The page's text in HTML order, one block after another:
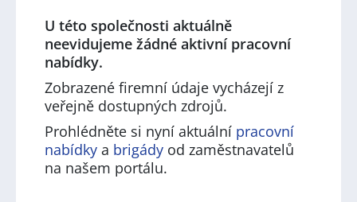
U této společnosti aktuálně
neevidujeme žádné aktivní pracovní
nabídky.
Zobrazené firemní údaje vycházejí z
veřejně dostupných zdrojů.
Prohlédněte si nyní aktuální pracovní
nabídky a brigády od zaměstnavatelů
na našem portálu.